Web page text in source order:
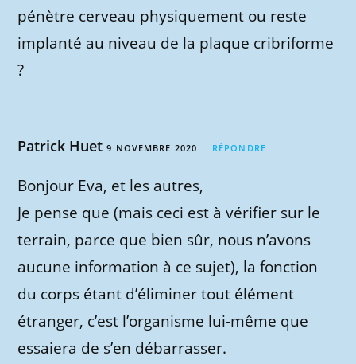
pénètre cerveau physiquement ou reste
implanté au niveau de la plaque cribriforme
?
Patrick Huet9 NOVEMBRE 2020 RÉPONDRE
Bonjour Eva, et les autres,
Je pense que (mais ceci est à vérifier sur le
terrain, parce que bien sûr, nous n’avons
aucune information à ce sujet), la fonction
du corps étant d’éliminer tout élément
étranger, c’est l’organisme lui-même que
essaiera de s’en débarrasser.